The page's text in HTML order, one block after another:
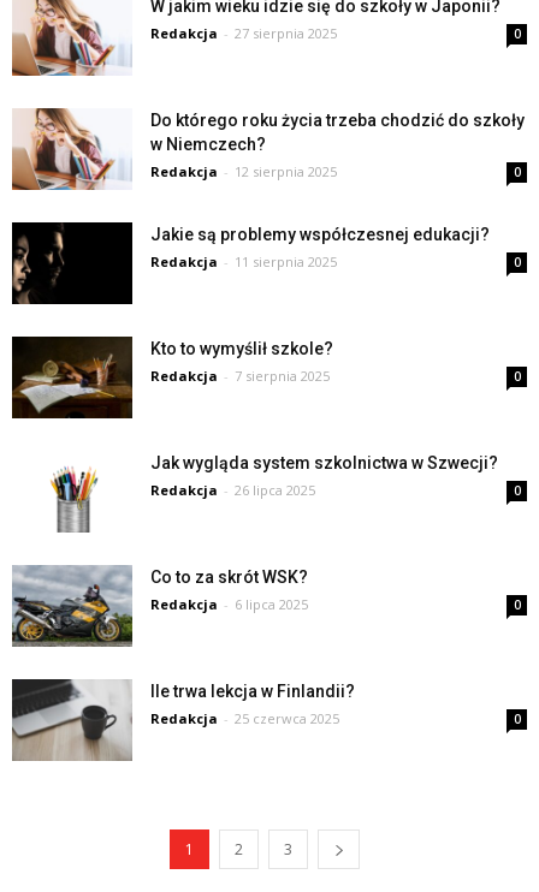
W jakim wieku idzie się do szkoły w Japonii?
Redakcja - 27 sierpnia 2025 0
Do którego roku życia trzeba chodzić do szkoły
w Niemczech?
Redakcja - 12 sierpnia 2025 0
Jakie są problemy współczesnej edukacji?
Redakcja - 11 sierpnia 2025 0
Kto to wymyślił szkole?
Redakcja - 7 sierpnia 2025 0
Jak wygląda system szkolnictwa w Szwecji?
Redakcja - 26 lipca 2025 0
Co to za skrót WSK?
Redakcja - 6 lipca 2025 0
Ile trwa lekcja w Finlandii?
Redakcja - 25 czerwca 2025 0
1 2 3